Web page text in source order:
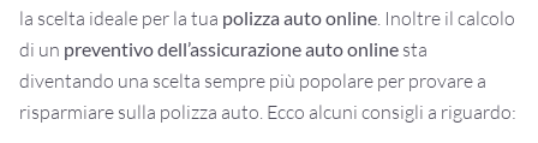
la scelta ideale per la tua polizza auto online Inoltre il calcolo
di un preventivo dell’assicurazione auto online sta
diventando una scelta sempre più popolare per provare a
risparmiare sulla polizza auto. Ecco alcuni consigli a riguardo: